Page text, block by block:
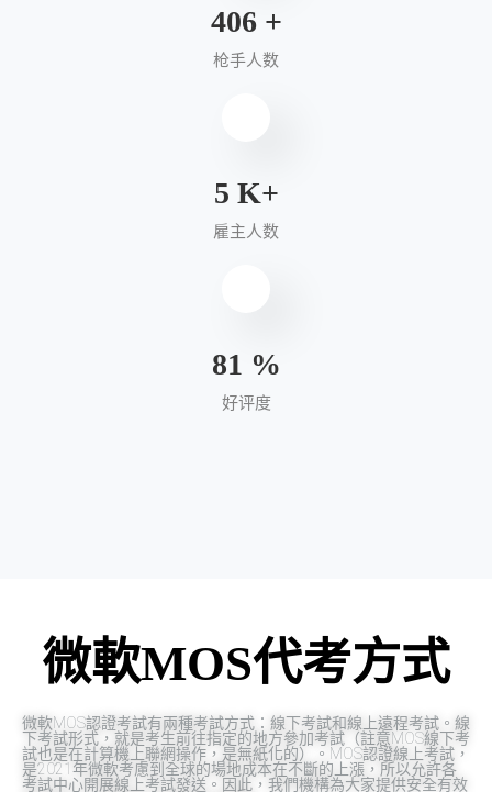
460+
枪手人数
6 K+
雇主人数
95 %
好评度
微軟MOS代考方式
微軟MOS認證考試有兩種考試方式：線下考試和線上遠程考試。線
下考試形式，就是考生前往指定的地方參加考試（註意MOS線下考
試也是在計算機上聯網操作，是無紙化的）。MOS認證線上考試，
是2021年微軟考慮到全球的場地成本在不斷的上漲，所以允許各
考試中心開展線上考試發送。因此，我們機構為大家提供安全有效